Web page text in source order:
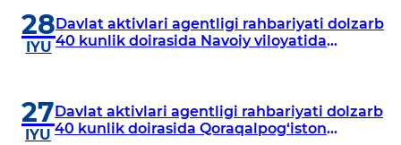
28
IYU
Davlat aktivlari agentligi rahbariyati dolzarb
40 kunlik doirasida Navoiy viloyatida
27
IYU
Davlat aktivlari agentligi rahbariyati dolzarb
40 kunlik doirasida Qoraqalpog‘iston